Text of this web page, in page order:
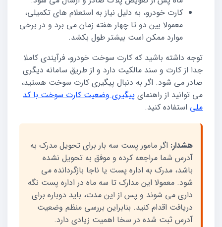
کارت خودرو، به دلیل نیاز به استعلام های تکمیلی،
معمولا بین دو تا چهار هفته زمان می برد و در برخی
موارد ممکن است بیشتر طول بکشد.
توجه داشته باشید که کارت سوخت خودرو، فرآیندی کاملا
جدا از کارت و سند مالکیت دارد و از طریق سامانه دیگری
صادر می شود. اگر به دنبال پیگیری کارت سوخت هستید،
می توانید از راهنمای پیگیری وضعیت کارت سوخت با کد
ملی استفاده کنید.
هشدار: اگر مامور پست سه بار برای تحویل مدرک به
آدرس شما مراجعه کرده و موفق به تحویل نشده
باشد، مدرک به اداره پست یا ناجا بازگردانده می
شود. معمولا این مدارک تا سه ماه در اداره پست نگه
داری می شوند و پس از این مدت، باید دوباره برای
دریافت اقدام کنید. بنابراین بررسی منظم وضعیت
آدرس ثبت شده در سخا اهمیت زیادی دارد.